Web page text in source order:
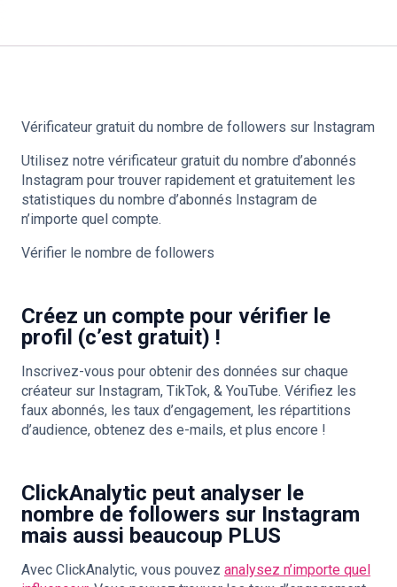
Vérificateur gratuit du nombre de followers sur Instagram
Utilisez notre vérificateur gratuit du nombre d’abonnés
Instagram pour trouver rapidement et gratuitement les
statistiques du nombre d’abonnés Instagram de
n’importe quel compte.
Vérifier le nombre de followers
Créez un compte pour vérifier le
profil (c’est gratuit) !
Inscrivez-vous pour obtenir des données sur chaque
créateur sur Instagram, TikTok, & YouTube. Vérifiez les
faux abonnés, les taux d’engagement, les répartitions
d’audience, obtenez des e-mails, et plus encore !
ClickAnalytic peut analyser le
nombre de followers sur Instagram
mais aussi beaucoup PLUS
Avec ClickAnalytic, vous pouvez analysez n’importe quel